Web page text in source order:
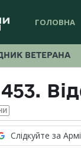
ГОЛОВНА
ВЕТЕРАНА
Слідкуйте за